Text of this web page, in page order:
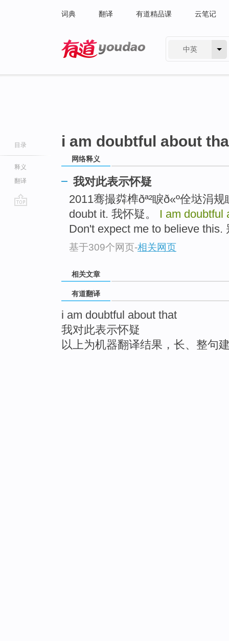
词典 翻译 有道精品课 云笔记
中英
目录
释义
翻译
i am doubtful about
网络释义
我对此表示怀疑
2011骞撮粦榫ðª²睙ð«º佺垯涓
doubt it. 我怀疑。 I am doubtful
Don't expect me to believe this.
基于309个网页-相关网页
相关文章
有道翻译
i am doubtful about that
我对此表示怀疑
以上为机器翻译结果，长、整句